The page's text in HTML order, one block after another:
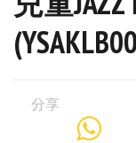
分享